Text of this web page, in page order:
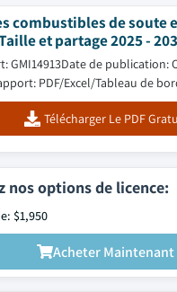
combustibles de soute
et partage 2025 -
GMI14913Date de publication:
PDF/Excel/Tableau de
Télécharger Le PDF
nos options de licence:
$1,950
Acheter Maintenant